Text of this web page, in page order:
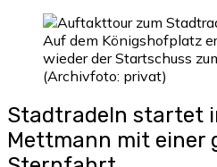
Auf dem Königshofplatz
wieder der Startschuss
(Archivfoto: privat)
Stadtradeln startet
Mettmann mit einer